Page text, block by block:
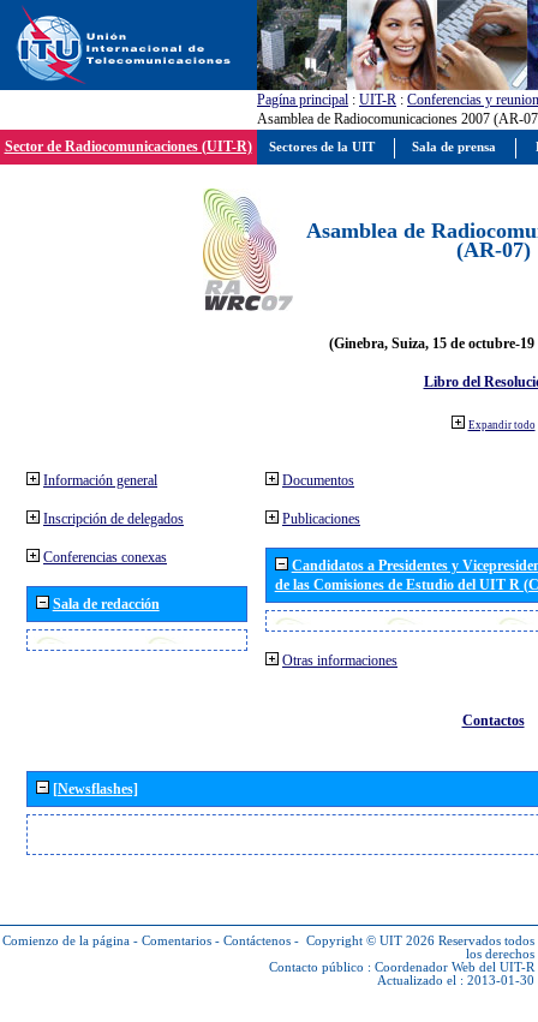
Pagína principal : UIT-R : Conferencias y
Asamblea de Radiocomunicaciones 2007 (AR-
Sector de Radiocomunicaciones (UIT-R)
Asamblea de
(AR-07)
(Ginebra, Suiza, 15 de octubre-19
Libro del
Expandir todo
Información general
Inscripción de delegados
Conferencias conexas
Sala de redacción
Documentos
Publicaciones
Candidatos a Presidentes y
de las Comisiones de Estudio del UIT R
Otras informaciones
Contactos
[Newsflashes]
Comienzo de la página - Comentarios - Contáctenos - Copyright © UIT 2026 Reservados todos
los derechos
Contacto público : Coordenador Web del UIT-R
Actualizado el : 2013-01-30
Sectores de la UIT Sala de prensa